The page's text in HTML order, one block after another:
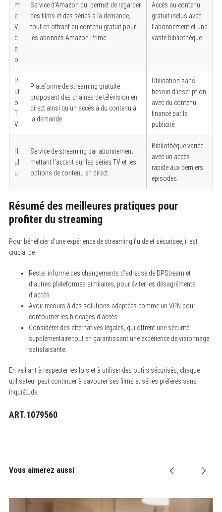
m
e
Vi
d
e
o
Service d’Amazon qui permet de regarder
des films et des séries à la demande,
tout en offrant du contenu gratuit pour
les abonnés Amazon Prime.
Accès au contenu
gratuit inclus avec
l’abonnement et une
vaste bibliothèque.
Pl
ut
o
T
V
Plateforme de streaming gratuite
proposant des chaînes de télévision en
direct ainsi qu’un accès à du contenu à
la demande.
Utilisation sans
besoin d’inscription,
avec du contenu
financé par la
publicité.
H
ul
u
Service de streaming par abonnement
mettant l’accent sur les séries TV et les
options de contenu en direct.
Bibliothèque variée
avec un accès
rapide aux derniers
épisodes.
Résumé des meilleures pratiques pour
profiter du streaming
Pour bénéficier d’une expérience de streaming fluide et sécurisée, il est
crucial de :
Rester informé des changements d’adresse de DPStream et
d’autres plateformes similaires, pour éviter les désagréments
d’accès.
Avoir recours à des solutions adaptées comme un VPN pour
contourner les blocages d’accès.
Considérer des alternatives légales, qui offrent une sécurité
supplémentaire tout en garantissant une expérience de visionnage
satisfaisante.
En veillant à respecter les lois et à utiliser des outils sécurisés, chaque
utilisateur peut continuer à savourer ses films et séries préférés sans
inquiétude.
ART.1079560
Vous aimerez aussi